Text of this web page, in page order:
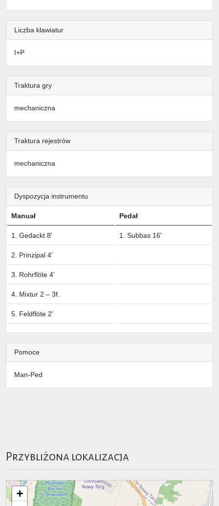
Liczba klawiatur
I+P
Traktura gry
mechaniczna
Traktura rejestrów
mechaniczna
Dyspozycja instrumentu
Manuał Pedał
1. Gedackt 8' 1. Subbas 16'
2. Prinzipal 4’
3. Rohrflöte 4’
4. Mixtur 2 – 3f.
5. Feldflöte 2’
Pomoce
Man-Ped
Przybliżona lokalizacja
+